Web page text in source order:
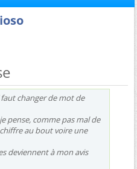
changer de mot de
pense, comme pas mal de
au bout voire une
deviennent à mon avis